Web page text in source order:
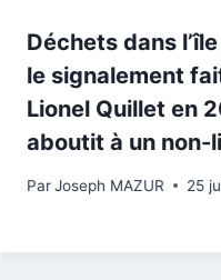
Déchets dans
le signalement
Lionel Quillet en
aboutit à un non-
Par Joseph MAZUR 25